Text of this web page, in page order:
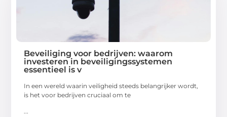
Beveiliging voor bedrijven: waarom
investeren in beveiligingssystemen
essentieel is v
In een wereld waarin veiligheid steeds belangrijker wordt,
is het voor bedrijven cruciaal om te
...